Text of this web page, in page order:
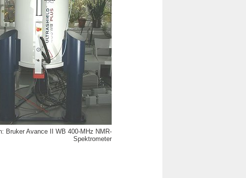
Bruker Avance II WB 400-MHz NMR-
Spektrometer